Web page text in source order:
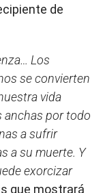
de
Los
se convierten
vida
anchas por todo
a sufrir
a su muerte. Y
exorcizar
que mostrará